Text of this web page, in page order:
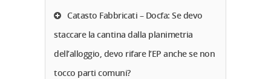
Catasto Fabbricati – Docfa: Se devo
staccare la cantina dalla planimetria
dell’alloggio, devo rifare l’EP anche se non
tocco parti comuni?